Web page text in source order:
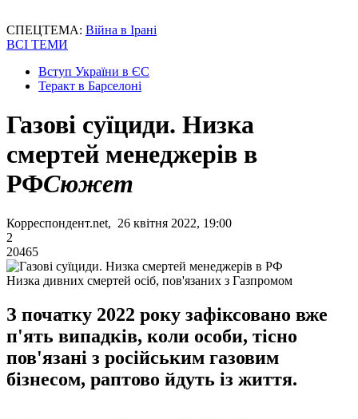
СПЕЦТЕМА: Війна в Ірані
ВСІ ТЕМИ
Вступ України в ЄС
Теракт в Барселоні
Газові суїциди. Низка
смертей менеджерів в
РФСюжет
Корреспондент.net, 26 квітня 2022, 19:00
2
20465
Низка дивних смертей осіб, пов'язаних з Газпромом
З початку 2022 року зафіксовано вже
п'ять випадків, коли особи, тісно
пов'язані з російським газовим
бізнесом, раптово йдуть із життя.